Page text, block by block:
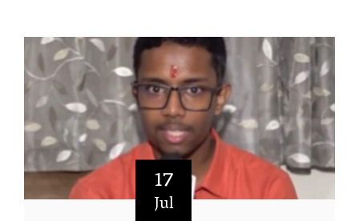
17
Jul